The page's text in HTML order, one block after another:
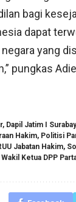
bagi
dapat
yang
pungkas
, Dapil Jatim I
Hakim, Politisi
Jabatan Hakim,
Wakil Ketua DPP